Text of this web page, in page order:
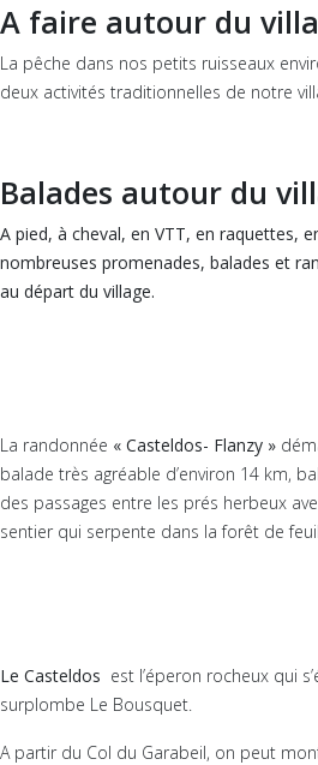
A faire autour du
La pêche dans nos petits ruisseaux
deux activités traditionnelles de notre
Balades autour du
A pied, à cheval, en VTT, en raquettes,
nombreuses promenades, balades et
au départ du village.
La randonnée « Casteldos- Flanzy »
balade très agréable d’environ 14 km,
des passages entre les prés herbeux
sentier qui serpente dans la forêt de
Le Casteldos est l’éperon rocheux qui
surplombe Le Bousquet.
A partir du Col du Garabeil, on peut